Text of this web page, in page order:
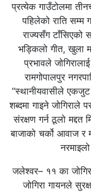
प्रत्येक गाउँटोलमा
पहिलेको राति सम्म
राज्यसँग टाँसिएको
भड्किलो गीत, खुला
प्रभावले
रामगोपालपुर
“स्थानीयवासीले
शब्दमा गाइने जोगिराले
संरक्षण गर्न ठूलो
बाजाको चर्को आवाज र
जलेश्वर– ११ का
जोगिरा गायनले